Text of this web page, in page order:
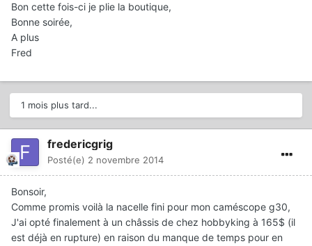
Bon cette fois-ci je plie la boutique,
Bonne soirée,
A plus
Fred
1 mois plus tard...
fredericgrig
Posté(e) 2 novembre 2014
Bonsoir,
Comme promis voilà la nacelle fini pour mon caméscope g30,
J'ai opté finalement à un châssis de chez hobbyking à 165$ (il
est déjà en rupture) en raison du manque de temps pour en